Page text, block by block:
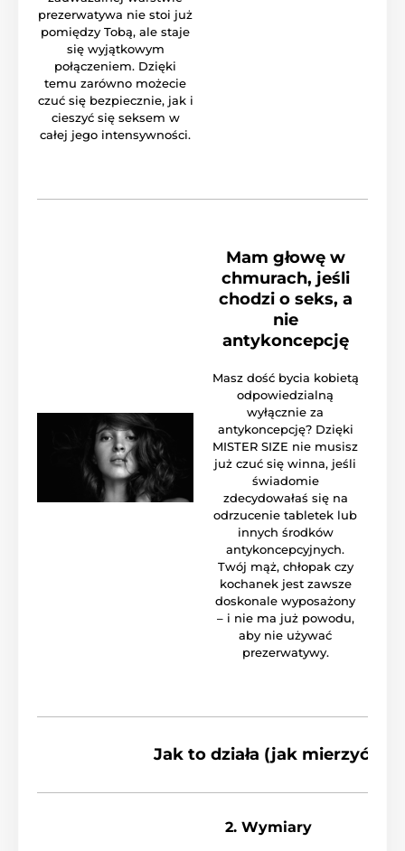
prezerwatywa nie stoi już
pomiędzy Tobą, ale staje
się wyjątkowym
połączeniem. Dzięki
temu zarówno możecie
czuć się bezpiecznie, jak i
cieszyć się seksem w
całej jego intensywności.
Mam głowę w
chmurach, jeśli
chodzi o seks, a
nie
antykoncepcję
Masz dość bycia kobietą
odpowiedzialną
wyłącznie za
antykoncepcję? Dzięki
MISTER SIZE nie musisz
już czuć się winna, jeśli
świadomie
zdecydowałaś się na
odrzucenie tabletek lub
innych środków
antykoncepcyjnych.
Twój mąż, chłopak czy
kochanek jest zawsze
doskonale wyposażony
– i nie ma już powodu,
aby nie używać
prezerwatywy.
Jak to działa (jak mierzyć)
2. Wymiary